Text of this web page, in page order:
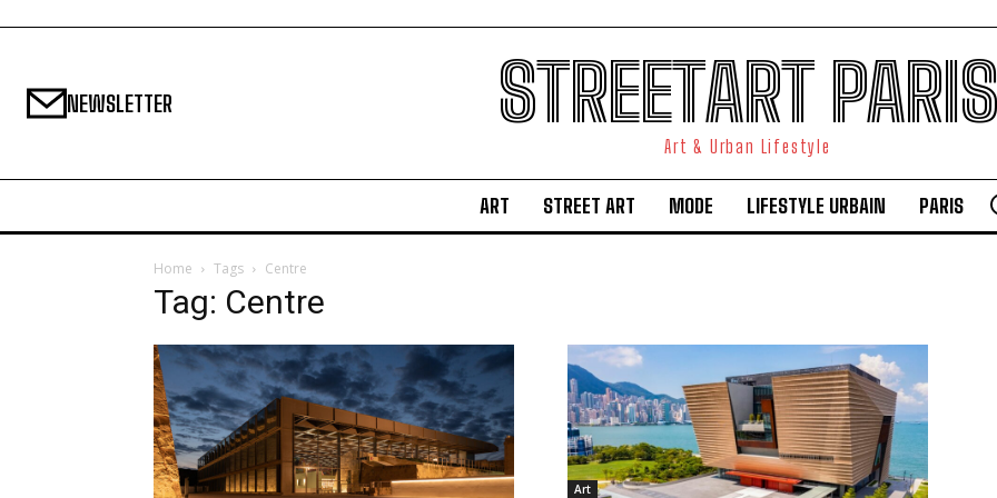
NEWSLETTER STREETART PARIS
Art & Urban Lifestyle
ART STREET ART MODE LIFESTYLE URBAIN PARIS
Home Tags Centre
Tag: Centre
Art